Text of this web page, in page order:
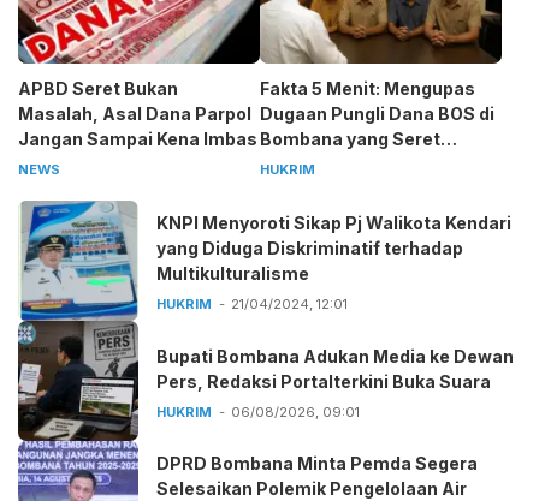
APBD Seret Bukan
Masalah, Asal Dana Parpol
Jangan Sampai Kena Imbas
NEWS
Fakta 5 Menit: Mengupas
Dugaan Pungli Dana BOS di
Bombana yang Seret
Kepala Sekolah
HUKRIM
KNPI Menyoroti Sikap Pj Walikota Kendari
yang Diduga Diskriminatif terhadap
Multikulturalisme
HUKRIM 21/04/2024, 12:01
Bupati Bombana Adukan Media ke Dewan
Pers, Redaksi Portalterkini Buka Suara
HUKRIM 06/08/2026, 09:01
DPRD Bombana Minta Pemda Segera
Selesaikan Polemik Pengelolaan Air